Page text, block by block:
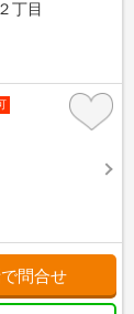
丁目
問合せ